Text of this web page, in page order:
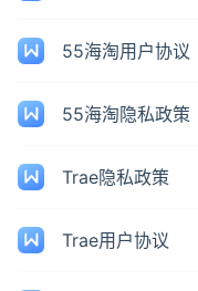
55海淘用户协议
55海淘隐私政策
Trae隐私政策
Trae用户协议